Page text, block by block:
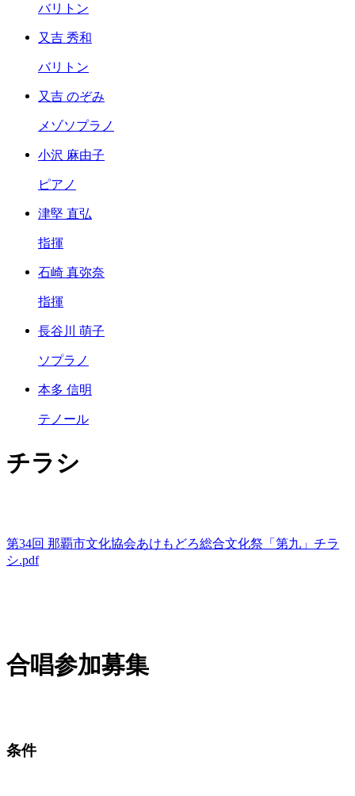
バリトン
又吉 秀和
バリトン
又吉 のぞみ
メゾソプラノ
小沢 麻由子
ピアノ
津堅 直弘
指揮
石崎 真弥奈
指揮
長谷川 萌子
ソプラノ
本多 信明
テノール
チラシ
第34回 那覇市文化協会あけもどろ総合文化祭「第九」チラ
シ.pdf
合唱参加募集
条件